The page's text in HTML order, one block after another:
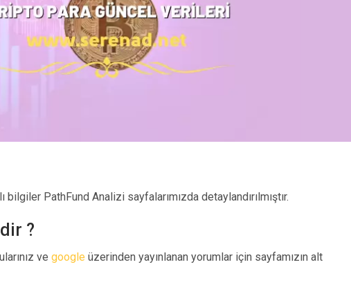
bilgiler PathFund Analizi sayfalarımızda detaylandırılmıştır.
?
ve google üzerinden yayınlanan yorumlar için sayfamızın alt